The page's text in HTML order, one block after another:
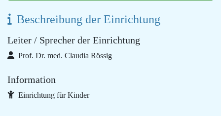
Beschreibung der Einrichtung
Leiter / Sprecher der Einrichtung
Prof. Dr. med. Claudia Rössig
Information
Einrichtung für Kinder